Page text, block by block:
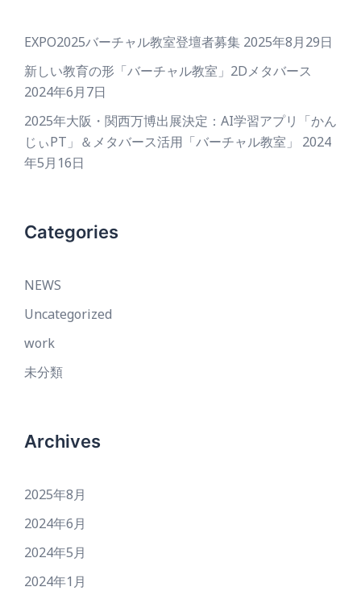
EXPO2025バーチャル教室登壇者募集 2025年8月29日
新しい教育の形「バーチャル教室」2Dメタバース
2024年6月7日
2025年大阪・関西万博出展決定：AI学習アプリ「かん
じぃPT」＆メタバース活用「バーチャル教室」
2024
年5月16日
Categories
NEWS
Uncategorized
work
未分類
Archives
2025年8月
2024年6月
2024年5月
2024年1月